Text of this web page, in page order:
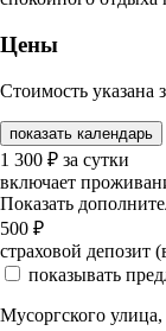
Цены
Стоимость указана
показать календарь
1 300 ₽ за сутки
включает
Показать
500 ₽
страховой депозит
показывать
Мусоргского улица,